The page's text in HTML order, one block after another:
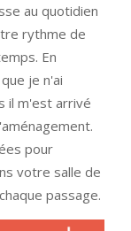
au quotidien
rythme de
En
je n'ai
il m'est arrivé
pour
votre salle de
passage.